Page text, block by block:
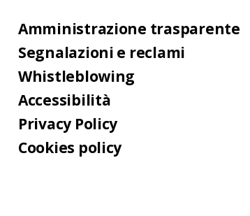
Amministrazione trasparente
Segnalazioni e reclami
Whistleblowing
Accessibilità
Privacy Policy
Cookies policy